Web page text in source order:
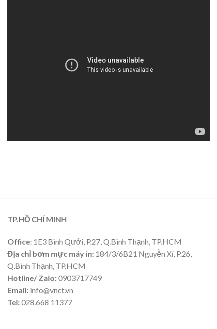
TP.HỒ CHÍ MINH
Office: 1E3 Bình Qưới, P.27, Q.Bình Thạnh, TP.HCM
Địa chỉ bơm mực máy in: 184/3/6B21 Nguyễn Xí, P.26,
Q.Bình Thạnh, TP.HCM
Hotline/ Zalo:0903717749
Email: info@vnct.vn
Tel:028.668 11377